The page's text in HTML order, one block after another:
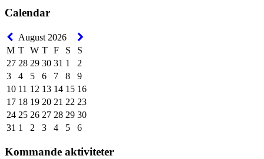
Calendar
August 2026
M T W T F S
S
27 28 29 30 31 1
2
3
4 5 6 7 8
9
10 11 12 13 14 15 16
17 18 19 20 21 22 23
24 25 26 27 28 29 30
31 1 2 3 4 5 6
Kommande aktiviteter